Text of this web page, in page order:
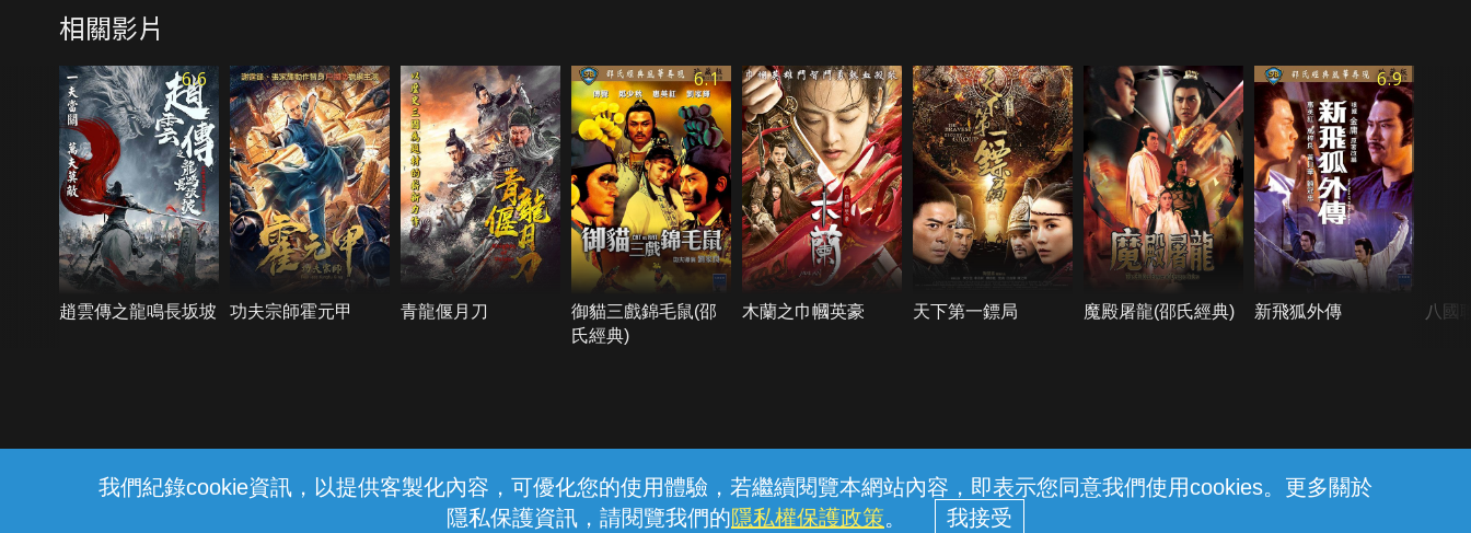
我們紀錄cookie資訊，以提供客製化內容，可優化您的使用體驗，若繼續閱覽本網站內容，即表示您同意我們使用cookies。更多關於
隱私保護資訊，請閱覽我們的隱私權保護政策。
相關影片
6.6
趙雲傳之龍鳴長坂坡 功夫宗師霍元甲 青龍偃月刀
6.1
御貓三戲錦毛鼠(邵
氏經典)
木蘭之巾幗英豪 天下第一鏢局 魔殿屠龍(邵氏經典)
6.9
新飛狐外傳 八國
線上客服 服務條款 隱私權保護
中華電信股份有限公司個人家庭分公司 (統一編號：96979949) © 2026